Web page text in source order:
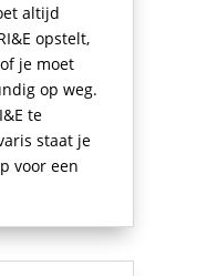
altijd
opstelt,
je moet
op weg.
te
staat je
voor een